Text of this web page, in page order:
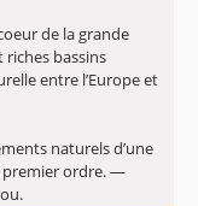
de la grande
riches bassins
entre l’Europe et
naturels d’une
premier ordre. —